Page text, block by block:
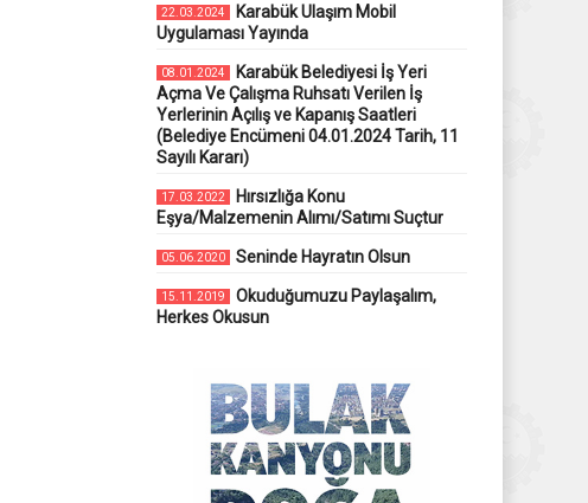
22.03.2024
Karabük Ulaşım Mobil
Uygulaması Yayında
08.01.2024
Karabük Belediyesi İş Yeri
Açma Ve Çalışma Ruhsatı Verilen İş
Yerlerinin Açılış ve Kapanış Saatleri
(Belediye Encümeni 04.01.2024 Tarih, 11
Sayılı Kararı)
17.03.2022
Hırsızlığa Konu
Eşya/Malzemenin Alımı/Satımı Suçtur
05.06.2020 Seninde Hayratın Olsun
15.11.2019
Okuduğumuzu Paylaşalım,
Herkes Okusun